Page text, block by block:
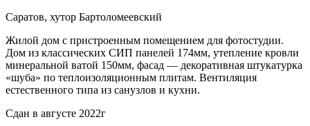
Саратов, хутор Бартоломеевский
Жилой дом с пристроенным помещением для фотостудии.
Дом из классических СИП панелей 174мм, утепление кровли
минеральной ватой 150мм, фасад — декоративная штукатурка
«шуба» по теплоизоляционным плитам. Вентиляция
естественного типа из санузлов и кухни.
Сдан в августе 2022г